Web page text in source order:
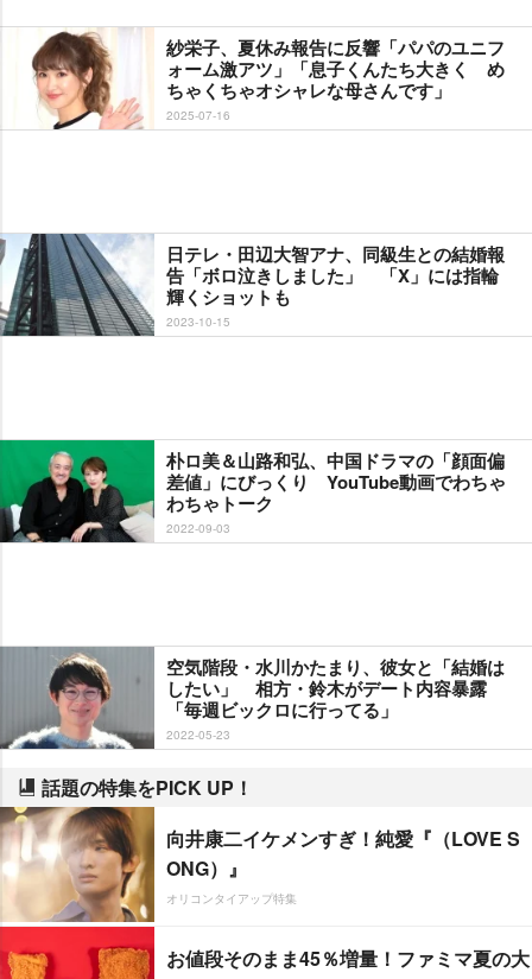
紗栄子、夏休み報告に反響「パパのユニフ
ォーム激アツ」「息子くんたち大きく め
ちゃくちゃオシャレな母さんです」
2025-07-16
日テレ・田辺大智アナ、同級生との結婚報
告「ボロ泣きしました」 「X」には指輪
輝くショットも
2023-10-15
朴ロ美＆山路和弘、中国ドラマの「顔面偏
差値」にびっくり YouTube動画でわちゃ
わちゃトーク
2022-09-03
空気階段・水川かたまり、彼女と「結婚は
したい」 相方・鈴木がデート内容暴露
「毎週ビックロに行ってる」
2022-05-23
話題の特集をPICK UP！
向井康二イケメンすぎ！純愛『（LOVE S
ONG）』
オリコンタイアップ特集
お値段そのまま45％増量！ファミマ夏の大